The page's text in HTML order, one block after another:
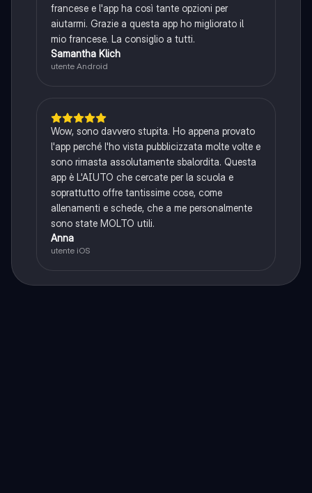
francese e l'app ha così tante opzioni per
aiutarmi. Grazie a questa app ho migliorato il
mio francese. La consiglio a tutti.
Samantha Klich
utente Android
Wow, sono davvero stupita. Ho appena provato
l'app perché l'ho vista pubblicizzata molte volte e
sono rimasta assolutamente sbalordita. Questa
app è L'AIUTO che cercate per la scuola e
soprattutto offre tantissime cose, come
allenamenti e schede, che a me personalmente
sono state MOLTO utili.
Anna
utente iOS